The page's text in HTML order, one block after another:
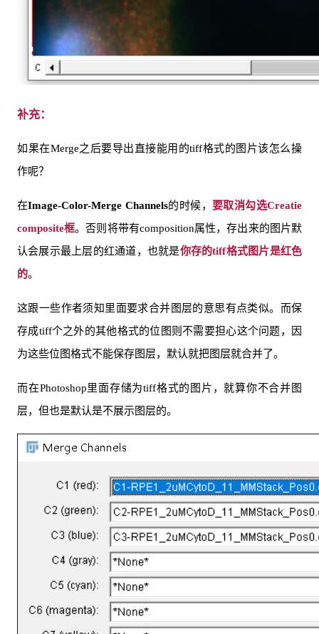
补充：
如果在Merge之后要导出直接能用的tiff格式的图片该怎么操
作呢？
在Image-Color-Merge Channels的时候， 要取消勾选Creatie
composite框。否则将带有composition属性，存出来的图片默
认会展示最上层的红通道，也就是你存的tiff格式图片是红色
的。
这跟一些作者须知里面要求合并图层的意思有点类似。而保
存成tiff个之外的其他格式的位图则不需要担心这个问题，因
为这些位图格式不能保存图层，默认就把图层就合并了。
而在Photoshop里面存储为tiff格式的图片，就算你不合并图
层，但也是默认是不展示图层的。